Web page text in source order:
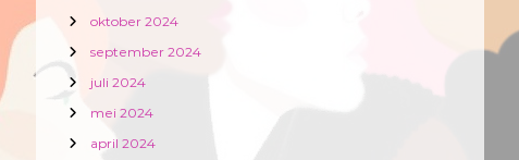
oktober 2024
september 2024
juli 2024
mei 2024
april 2024